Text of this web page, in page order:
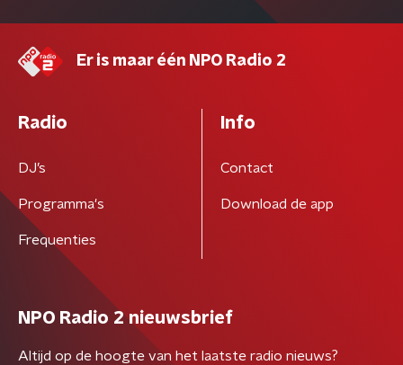
Er is maar één NPO Radio 2
Radio
DJ’s
Programma's
Frequenties
Info
Contact
Download de app
NPO Radio 2 nieuwsbrief
Altijd op de hoogte van het laatste radio nieuws?